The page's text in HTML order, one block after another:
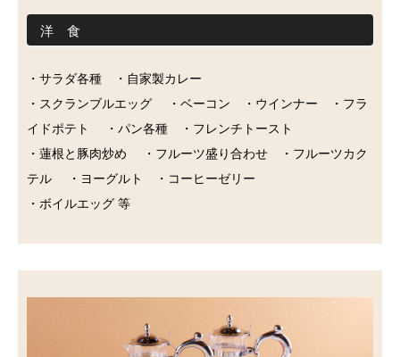
洋 食
・サラダ各種 ・自家製カレー
・スクランブルエッグ ・ベーコン ・ウインナー ・フラ
イドポテト ・パン各種 ・フレンチトースト
・蓮根と豚肉炒め ・フルーツ盛り合わせ ・フルーツカク
テル ・ヨーグルト ・コーヒーゼリー
・ボイルエッグ 等